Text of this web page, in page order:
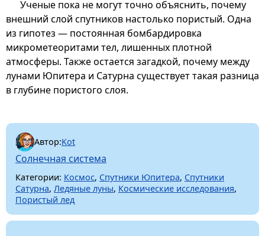
Ученые пока не могут точно объяснить, почему
внешний слой спутников настолько пористый. Одна
из гипотез — постоянная бомбардировка
микрометеоритами тел, лишенных плотной
атмосферы. Также остается загадкой, почему между
лунами Юпитера и Сатурна существует такая разница
в глубине пористого слоя.
Автор:Kot
Солнечная система
Категории: Космос, Спутники Юпитера, Спутники
Сатурна, Ледяные луны, Космические исследования,
Пористый лед